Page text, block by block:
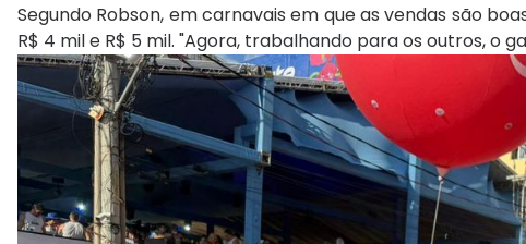
Segundo Robson, em carnavais em que as vendas são
R$ 4 mil e R$ 5 mil. "Agora, trabalhando para os outros, o